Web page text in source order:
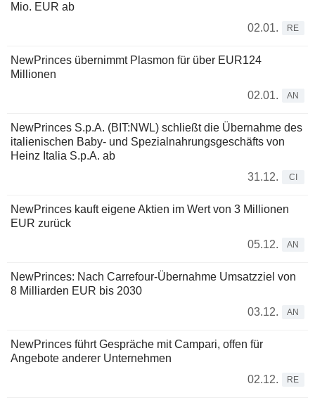
Mio. EUR ab
02.01.
RE
NewPrinces übernimmt Plasmon für über EUR124
Millionen
02.01.
AN
NewPrinces S.p.A. (BIT:NWL) schließt die Übernahme des
italienischen Baby- und Spezialnahrungsgeschäfts von
Heinz Italia S.p.A. ab
31.12.
CI
NewPrinces kauft eigene Aktien im Wert von 3 Millionen
EUR zurück
05.12.
AN
NewPrinces: Nach Carrefour-Übernahme Umsatzziel von
8 Milliarden EUR bis 2030
03.12.
AN
NewPrinces führt Gespräche mit Campari, offen für
Angebote anderer Unternehmen
02.12.
RE